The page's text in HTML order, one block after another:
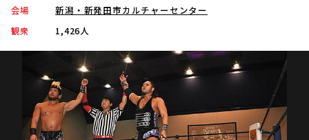
会場
新潟・新発田市カルチャーセンター
観衆
1,426人